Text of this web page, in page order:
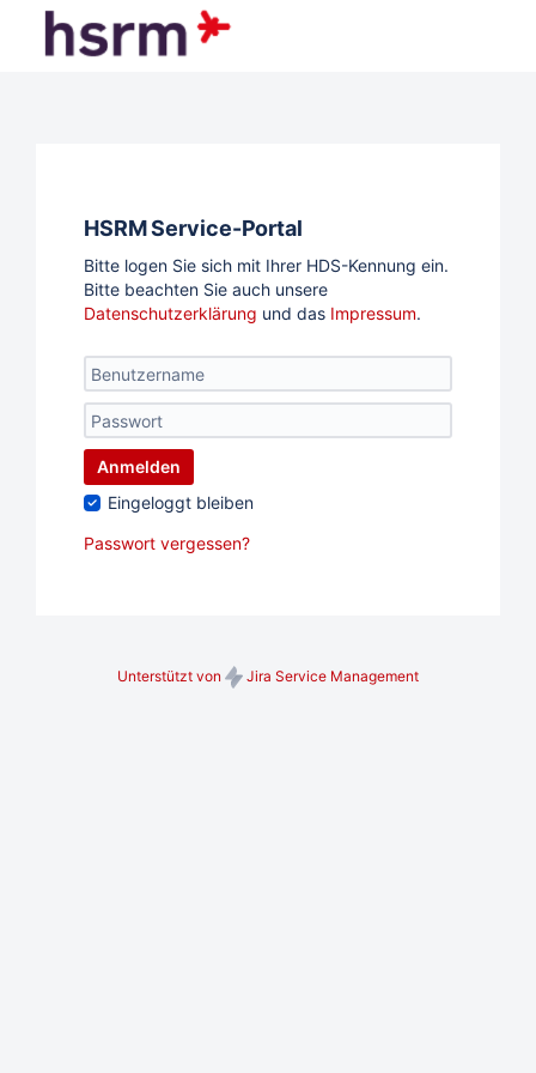
HSRM Service-Portal
Bitte logen Sie sich mit Ihrer HDS-Kennung ein.
Bitte beachten Sie auch unsere
Datenschutzerklärung und das Impressum.
Anmelden
Eingeloggt bleiben
Passwort vergessen?
Unterstützt von Jira Service Management